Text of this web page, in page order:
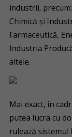
industrii,
Chimică și
Farmaceutică,
Industria
altele.
Mai exact, în
putea lucra cu
rulează sistemul